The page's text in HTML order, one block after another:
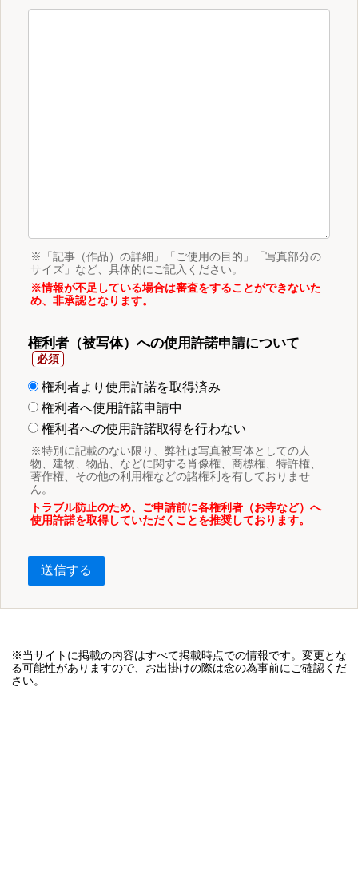
※「記事（作品）の詳細」「ご使用の目的」「写真部分の
サイズ」など、具体的にご記入ください。
※情報が不足している場合は審査をすることができないた
め、非承認となります。
権利者（被写体）への使用許諾申請について
権利者より使用許諾を取得済み
権利者へ使用許諾申請中
権利者への使用許諾取得を行わない
※特別に記載のない限り、弊社は写真被写体としての人
物、建物、物品、などに関する肖像権、商標権、特許権、
著作権、その他の利用権などの諸権利を有しておりませ
ん。
トラブル防止のため、ご申請前に各権利者（お寺など）へ
使用許諾を取得していただくことを推奨しております。
送信する
※当サイトに掲載の内容はすべて掲載時点での情報です。変更とな
る可能性がありますので、お出掛けの際は念の為事前にご確認くだ
さい。